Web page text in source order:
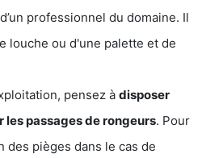
professionnel du domaine. Il
louche ou d'une palette et de
pensez à disposer
les passages de rongeurs. Pour
des pièges dans le cas de